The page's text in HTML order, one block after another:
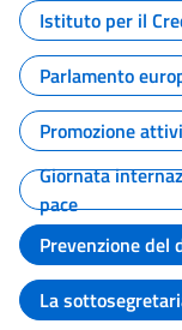
Istituto per il
Parlamento
Promozione
Giornata
pace
Prevenzione del
La